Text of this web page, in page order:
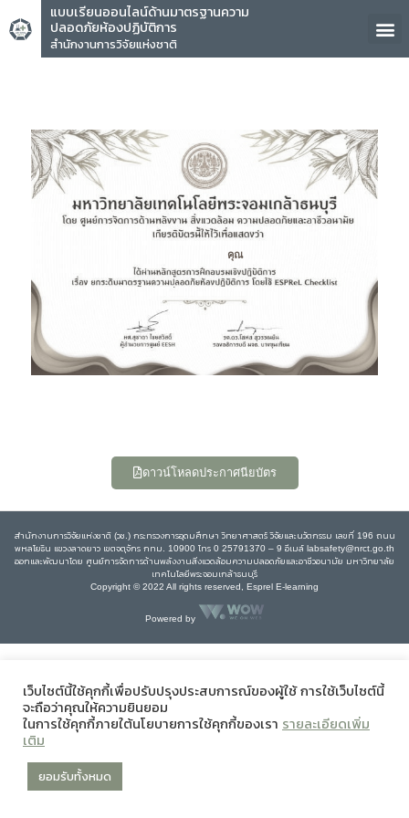
แบบเรียนออนไลน์ด้านมาตรฐานความ
ปลอดภัยห้องปฏิบัติการ
สำนักงานการวิจัยแห่งชาติ
คุณ
ดาวน์โหลดประกาศนียบัตร
สำนักงานการวิจัยแห่งชาติ (วช.) กระทรวงการอุดมศึกษา วิทยาศาสตร์ วิจัยและนวัตกรรม เลขที่ 196 ถนน
พหลโยธิน แขวงลาดยาว เขตจตุจักร กทม. 10900 โทร 0 25791370 – 9 อีเมล์ labsafety@nrct.go.th
ออกและพัฒนาโดย ศูนย์การจัดการด้านพลังงานสิ่งแวดล้อมความปลอดภัยและอาชีวอนามัย มหาวิทยาลัย
เทคโนโลยีพระจอมเกล้าธนบุรี
Copyright © 2022 All rights reserved, Esprel E-learning
Powered by
เว็บไซต์นี้ใช้คุกกี้เพื่อปรับปรุงประสบการณ์ของผู้ใช้ การใช้เว็บไซต์นี้
จะถือว่าคุณให้ความยินยอม
ในการใช้คุกกี้ภายใต้นโยบายการใช้คุกกี้ของเรา รายละเอียดเพิ่ม
เติม
ยอมรับทั้งหมด